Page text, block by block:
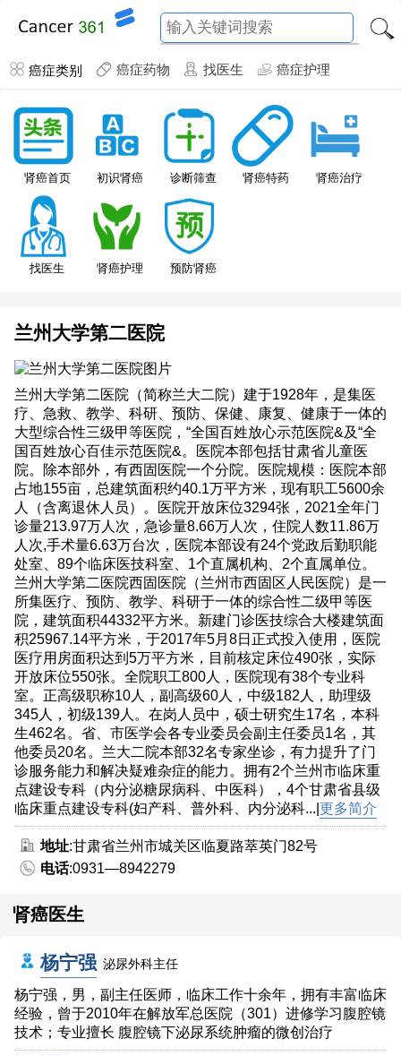
癌症类别 癌症药物 找医生 癌症护理
肾癌首页 初识肾癌 诊断筛查 肾癌特药 肾癌治疗
找医生 肾癌护理 预防肾癌
兰州大学第二医院
兰州大学第二医院（简称兰大二院）建于1928年，是集医
疗、急救、教学、科研、预防、保健、康复、健康于一体的
大型综合性三级甲等医院，“全国百姓放心示范医院&及“全
国百姓放心百佳示范医院&。医院本部包括甘肃省儿童医
院。除本部外，有西固医院一个分院。医院规模：医院本部
占地155亩，总建筑面积约40.1万平方米，现有职工5600余
人（含离退休人员）。医院开放床位3294张，2021全年门
诊量213.97万人次，急诊量8.66万人次，住院人数11.86万
人次,手术量6.63万台次，医院本部设有24个党政后勤职能
处室、89个临床医技科室、1个直属机构、2个直属单位。
兰州大学第二医院西固医院（兰州市西固区人民医院）是一
所集医疗、预防、教学、科研于一体的综合性二级甲等医
院，建筑面积44332平方米。新建门诊医技综合大楼建筑面
积25967.14平方米，于2017年5月8日正式投入使用，医院
医疗用房面积达到5万平方米，目前核定床位490张，实际
开放床位550张。全院职工800人，医院现有38个专业科
室。正高级职称10人，副高级60人，中级182人，助理级
345人，初级139人。在岗人员中，硕士研究生17名，本科
生462名。省、市医学会各专业委员会副主任委员1名，其
他委员20名。兰大二院本部32名专家坐诊，有力提升了门
诊服务能力和解决疑难杂症的能力。拥有2个兰州市临床重
点建设专科（内分泌糖尿病科、中医科），4个甘肃省县级
临床重点建设专科(妇产科、普外科、内分泌科...| 更多简介
地址:甘肃省兰州市城关区临夏路萃英门82号
电话:0931—8942279
肾癌医生
杨宁强 泌尿外科主任
杨宁强，男，副主任医师，临床工作十余年，拥有丰富临床
经验，曾于2010年在解放军总医院（301）进修学习腹腔镜
技术；专业擅长 腹腔镜下泌尿系统肿瘤的微创治疗